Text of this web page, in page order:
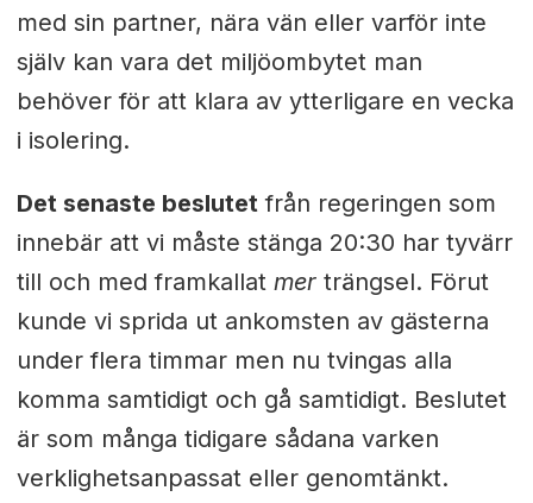
med sin partner, nära vän eller varför inte
själv kan vara det miljöombytet man
behöver för att klara av ytterligare en vecka
i isolering.
Det senaste beslutetfrån regeringen som
innebär att vi måste stänga 20:30 har tyvärr
till och med framkallat merträngsel. Förut
kunde vi sprida ut ankomsten av gästerna
under flera timmar men nu tvingas alla
komma samtidigt och gå samtidigt. Beslutet
är som många tidigare sådana varken
verklighetsanpassat eller genomtänkt.